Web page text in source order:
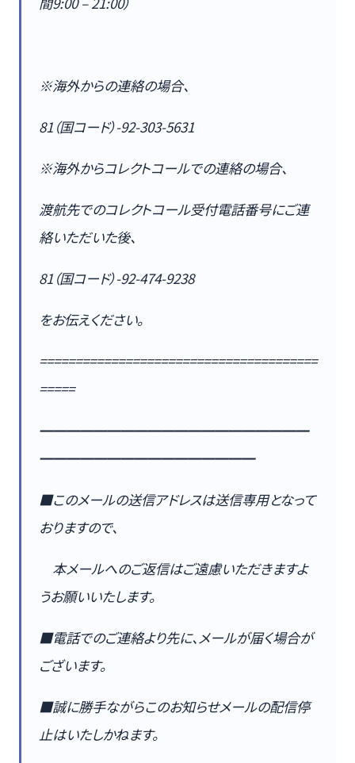
※海外からの連絡の場合、
81（国コード）-92-303-5631
※海外からコレクトコールでの連絡の場合、
渡航先でのコレクトコール受付電話番号にご連
絡いただいた後、
81（国コード）-92-474-9238
をお伝えください。
=======================================
=====
━━━━━━━━━━━━━━━━━━━━
━━━━━━━━━━━━━━━━
■このメールの送信アドレスは送信専用となって
おりますので、
本メールへのご返信はご遠慮いただきますよ
うお願いいたします。
■電話でのご連絡より先に、メールが届く場合が
ございます。
■誠に勝手ながらこのお知らせメールの配信停
止はいたしかねます。